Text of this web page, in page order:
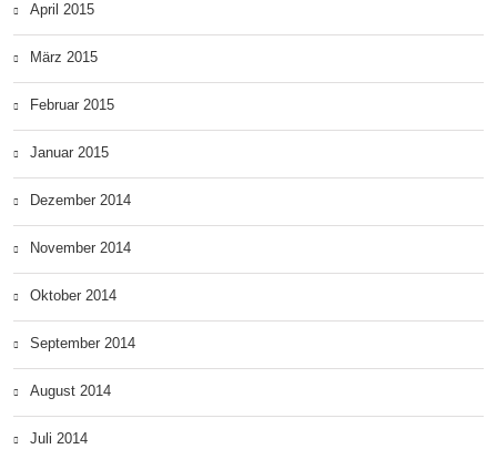
April 2015
März 2015
Februar 2015
Januar 2015
Dezember 2014
November 2014
Oktober 2014
September 2014
August 2014
Juli 2014